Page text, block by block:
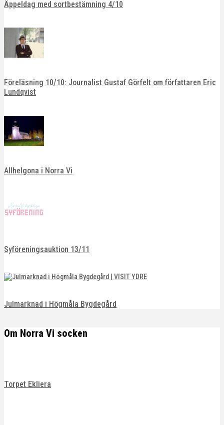
Äppeldag med sortbestämning 4/10
Föreläsning 10/10: Journalist Gustaf Görfelt om författaren Eric
Lundqvist
Allhelgona i Norra Vi
Syföreningsauktion 13/11
Julmarknad i Högmåla Bygdegård
Om Norra Vi socken
Torpet Ekliera